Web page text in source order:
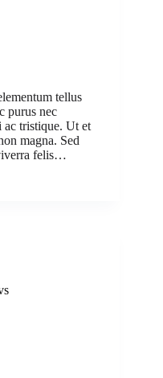
tellus
purus nec
tristique. Ut et
magna. Sed
felis…